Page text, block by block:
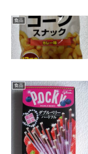
食品
食品